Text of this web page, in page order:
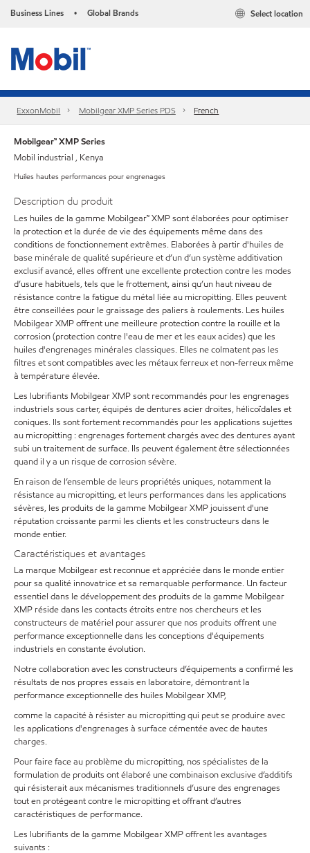
Business Lines • Global Brands Select location
ExxonMobil Mobilgear XMP Series PDS French
Mobilgear™ XMP Series
Mobil industrial , Kenya
Huiles hautes performances pour engrenages
Description du produit
Les huiles de la gamme Mobilgear™ XMP sont élaborées pour optimiser
la protection et la durée de vie des équipements même dans des
conditions de fonctionnement extrêmes. Elaborées à partir d'huiles de
base minérale de qualité supérieure et d’un d’un système additivation
exclusif avancé, elles offrent une excellente protection contre les modes
d’usure habituels, tels que le frottement, ainsi qu’un haut niveau de
résistance contre la fatigue du métal liée au micropitting. Elles peuvent
être conseillées pour le graissage des paliers à roulements. Les huiles
Mobilgear XMP offrent une meilleure protection contre la rouille et la
corrosion (protection contre l'eau de mer et les eaux acides) que les
huiles d'engrenages minérales classiques. Elles ne colmatent pas les
filtres et sont compatibles avec les métaux ferreux et non-ferreux même
à température élevée.
Les lubrifiants Mobilgear XMP sont recommandés pour les engrenages
industriels sous carter, équipés de dentures acier droites, hélicoïdales et
coniques. Ils sont fortement recommandés pour les applications sujettes
au micropitting : engrenages fortement chargés avec des dentures ayant
subi un traitement de surface. Ils peuvent également être sélectionnées
quand il y a un risque de corrosion sévère.
En raison de l’ensemble de leurs propriétés uniques, notamment la
résistance au micropitting, et leurs performances dans les applications
sévères, les produits de la gamme Mobilgear XMP jouissent d'une
réputation croissante parmi les clients et les constructeurs dans le
monde entier.
Caractéristiques et avantages
La marque Mobilgear est reconnue et appréciée dans le monde entier
pour sa qualité innovatrice et sa remarquable performance. Un facteur
essentiel dans le développement des produits de la gamme Mobilgear
XMP réside dans les contacts étroits entre nos chercheurs et les
constructeurs de matériel pour assurer que nos produits offrent une
performance exceptionnelle dans les conceptions d'équipements
industriels en constante évolution.
Notre collaboration avec les constructeurs d’équipements a confirmé les
résultats de nos propres essais en laboratoire, démontrant la
performance exceptionnelle des huiles Mobilgear XMP,
comme la capacité à résister au micropitting qui peut se produire avec
les applications d'engrenages à surface cémentée avec de hautes
charges.
Pour faire face au problème du micropitting, nos spécialistes de la
formulation de produits ont élaboré une combinaison exclusive d’additifs
qui résisterait aux mécanismes traditionnels d’usure des engrenages
tout en protégeant contre le micropitting et offrant d’autres
caractéristiques de performance.
Les lubrifiants de la gamme Mobilgear XMP offrent les avantages
suivants :